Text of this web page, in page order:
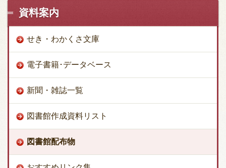
資料案内
せき・わかくさ文庫
電子書籍･データベース
新聞・雑誌一覧
図書館作成資料リスト
図書館配布物